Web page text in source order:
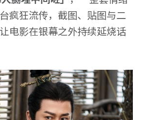
疯狂流传，截图、贴图与二
电影在银幕之外持续延烧话